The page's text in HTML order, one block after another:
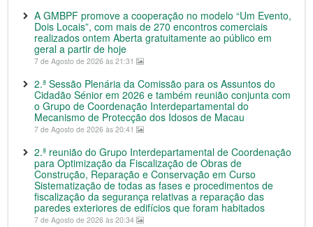
A GMBPF promove a cooperação no modelo “Um Evento,
Dois Locais”, com mais de 270 encontros comerciais
realizados ontem Aberta gratuitamente ao público em
geral a partir de hoje
7 de Agosto de 2026 às 21:31
2.ª Sessão Plenária da Comissão para os Assuntos do
Cidadão Sénior em 2026 e também reunião conjunta com
o Grupo de Coordenação Interdepartamental do
Mecanismo de Protecção dos Idosos de Macau
7 de Agosto de 2026 às 20:41
2.ª reunião do Grupo Interdepartamental de Coordenação
para Optimização da Fiscalização de Obras de
Construção, Reparação e Conservação em Curso
Sistematização de todas as fases e procedimentos de
fiscalização da segurança relativas a reparação das
paredes exteriores de edifícios que foram habitados
7 de Agosto de 2026 às 20:34